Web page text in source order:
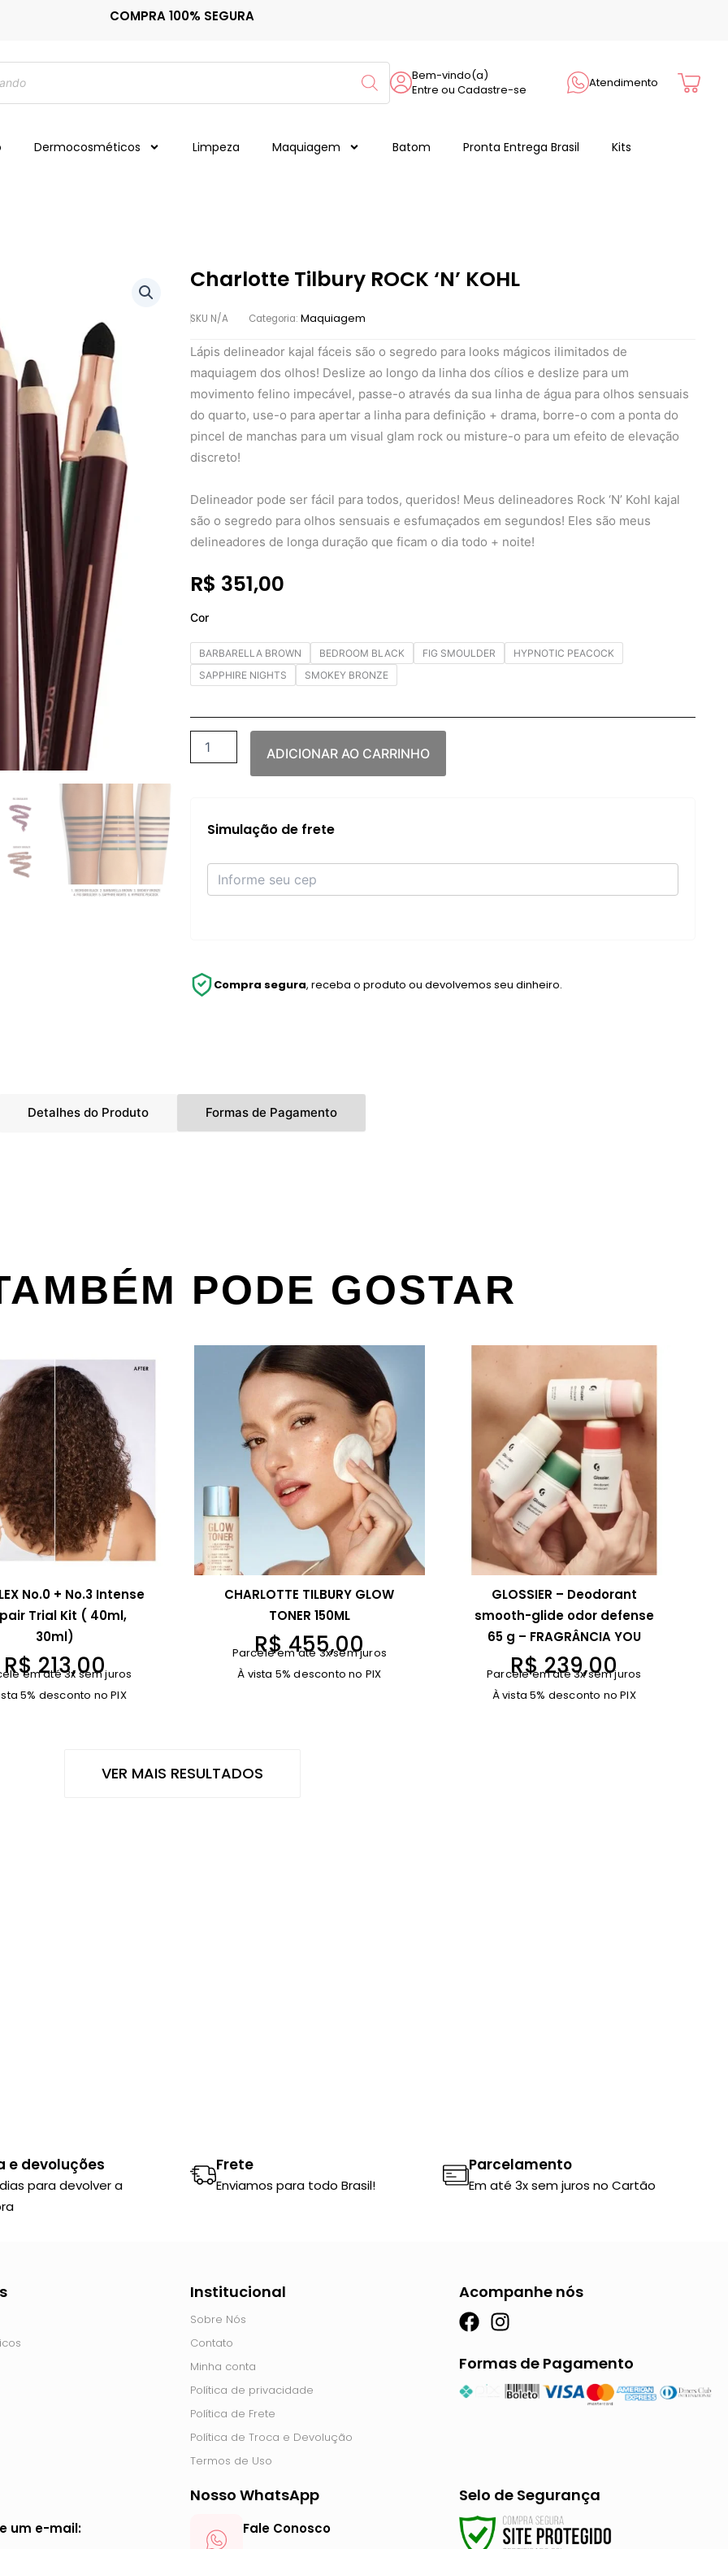
COMPRA 100% SEGURA
Bem-vindo(a)
Entre ou Cadastre-se
Atendimento Cart
Dermocosméticos Limpeza Maquiagem Batom Pronta Entrega Brasil Kits
Charlotte Tilbury ROCK ‘N’ KOHL
SKU N/A Categoria: Maquiagem
Lápis delineador kajal fáceis são o segredo para looks mágicos ilimitados de
maquiagem dos olhos! Deslize ao longo da linha dos cílios e deslize para um
movimento felino impecável, passe-o através da sua linha de água para olhos sensuais
do quarto, use-o para apertar a linha para definição + drama, borre-o com a ponta do
pincel de manchas para um visual glam rock ou misture-o para um efeito de elevação
discreto!
Delineador pode ser fácil para todos, queridos! Meus delineadores Rock ‘N’ Kohl kajal
são o segredo para olhos sensuais e esfumaçados em segundos! Eles são meus
delineadores de longa duração que ficam o dia todo + noite!
R$ 351,00
Cor
BARBARELLA BROWN BEDROOM BLACK FIG SMOULDER
HYPNOTIC PEACOCK
SAPPHIRE NIGHTS
SMOKEY BRONZE
Tilbury
'N'
KOHL
quantidade
ADICIONAR AO CARRINHO
Simulação de frete
Compra segura, receba o produto ou devolvemos seu dinheiro.
Detalhes do Produto Formas de Pagamento
PODE GOSTAR
No.0 + No.3 Intense
Trial Kit ( 40ml,
30ml)
R$213,00
em até 3x sem juros
5% desconto no PIX
CHARLOTTE TILBURY GLOW
TONER 150ML
R$455,00
Parcele em até 3x sem juros
À vista 5% desconto no PIX
GLOSSIER – Deodorant
smooth-glide odor defense
65 g – FRAGRÂNCIA YOU
R$239,00
Parcele em até 3x sem juros
À vista 5% desconto no PIX
VER MAIS RESULTADOS
e devoluções
para devolver a
Frete
Enviamos para todo Brasil!
Parcelamento
Em até 3x sem juros no Cartão
Institucional
Sobre Nós
Contato
Minha conta
Política de privacidade
Política de Frete
Política de Troca e Devolução
Termos de Uso
Acompanhe nós
F
c
e
b
I
s
t
a
Formas de Pagamento
um e-mail:
Nosso WhatsApp
Fale Conosco
Selo de Segurança